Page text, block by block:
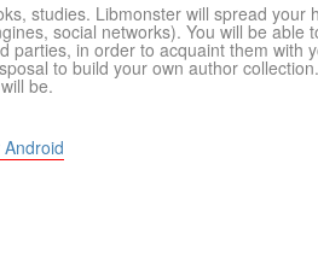
studies. Libmonster will spread your
social networks). You will be able
parties, in order to acquaint them with
to build your own author
be.